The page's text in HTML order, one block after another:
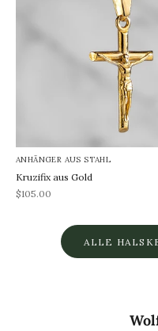
ANHÄNGER AUS STAHL
Kruzifix aus Gold
REA-pris
$105.00
ALLE